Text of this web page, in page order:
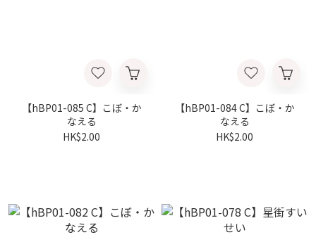
【hBP01-085 C】こぼ・か
なえる
HK$2.00
【hBP01-084 C】こぼ・か
なえる
HK$2.00